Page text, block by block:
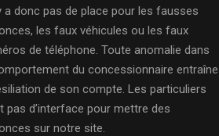
a donc pas de place pour les fausses
les faux véhicules ou les faux
de téléphone. Toute anomalie dans
du concessionnaire entraîne
de son compte. Les particuliers
pas d’interface pour mettre des
sur notre site.